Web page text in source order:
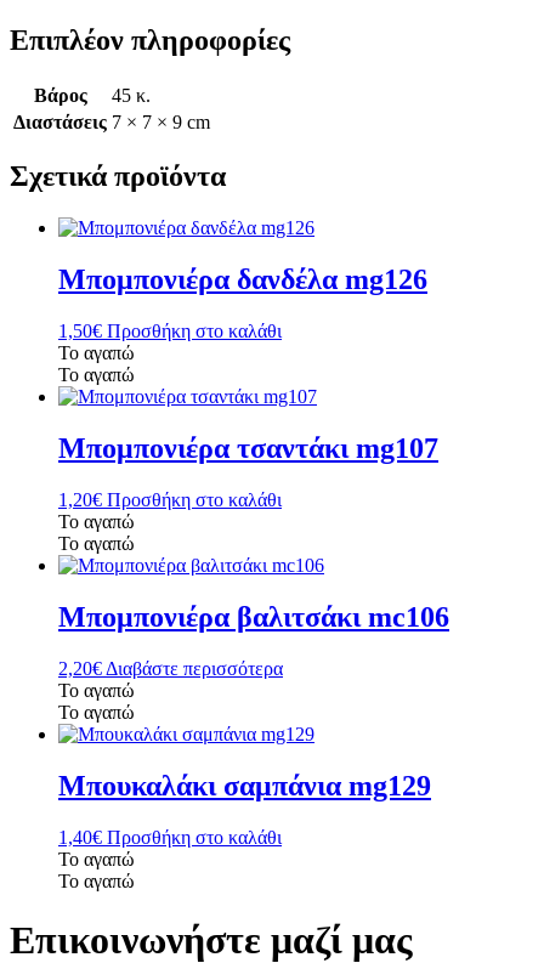
Επιπλέον πληροφορίες
Βάρος
45 κ.
Διαστάσεις 7 × 7 × 9 cm
Σχετικά προϊόντα
Μπομπονιέρα δανδέλα mg126
1,50€ Προσθήκη στο καλάθι
Το αγαπώ
Το αγαπώ
Μπομπονιέρα τσαντάκι mg107
1,20€ Προσθήκη στο καλάθι
Το αγαπώ
Το αγαπώ
Μπομπονιέρα βαλιτσάκι mc106
2,20€ Διαβάστε περισσότερα
Το αγαπώ
Το αγαπώ
Μπουκαλάκι σαμπάνια mg129
1,40€ Προσθήκη στο καλάθι
Το αγαπώ
Το αγαπώ
Επικοινωνήστε μαζί μας